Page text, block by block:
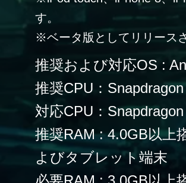
す。
※ベータ版としてリリース
推奨および対応OS :
推奨CPU：
対応CPU：
推奨RAM : 4.0GB以上
よびタブレット端末